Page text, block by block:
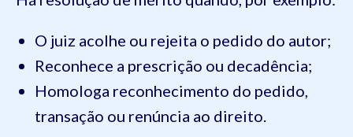
O juiz acolhe ou rejeita o pedido do autor;
Reconhece a prescrição ou decadência;
Homologa reconhecimento do pedido,
transação ou renúncia ao direito.